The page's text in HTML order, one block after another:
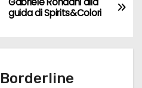
guida di Spirits&Colori
Borderline